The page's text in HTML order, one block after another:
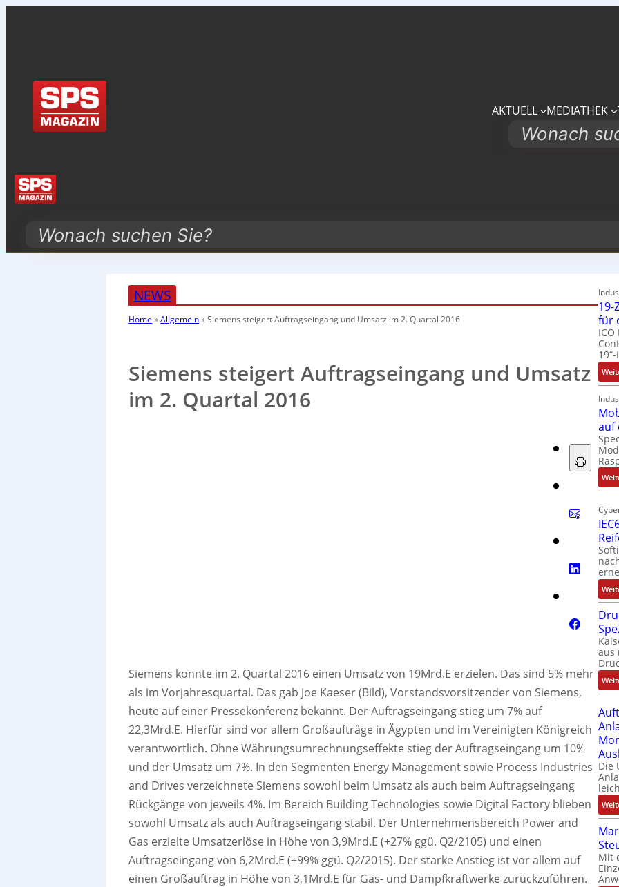
AKTUELL MEDIATHEK
Search
Search
NEWS
Home »Allgemein»Siemens steigert Auftragseingang und Umsatz im 2. Quartal 2016
Siemens steigert Auftragseingang und Umsatz
im 2. Quartal 2016
Siemens konnte im 2. Quartal 2016 einen Umsatz von 19Mrd.E erzielen. Das sind 5% mehr
als im Vorjahresquartal. Das gab Joe Kaeser (Bild), Vorstandsvorsitzender von Siemens,
heute auf einer Pressekonferenz bekannt. Der Auftragseingang stieg um 7% auf
22,3Mrd.E. Hierfür sind vor allem Großaufträge in Ägypten und im Vereinigten Königreich
verantwortlich. Ohne Währungsumrechnungseffekte stieg der Auftragseingang um 10%
und der Umsatz um 7%. In den Segmenten Energy Management sowie Process Industries
and Drives verzeichnete Siemens sowohl beim Umsatz als auch beim Auftragseingang
Rückgänge von jeweils 4%. Im Bereich Building Technologies sowie Digital Factory blieben
sowohl Umsatz als auch Auftragseingang stabil. Der Unternehmensbereich Power and
Gas erzielte Umsatzerlöse in Höhe von 3,9Mrd.E (+27% ggü. Q2/2105) und einen
Auftragseingang von 6,2Mrd.E (+99% ggü. Q2/2015). Der starke Anstieg ist vor allem auf
einen Großauftrag in Höhe von 3,1Mrd.E für Gas- und Dampfkraftwerke zurückzuführen.
19-
für
auf
aus
Die
Mit